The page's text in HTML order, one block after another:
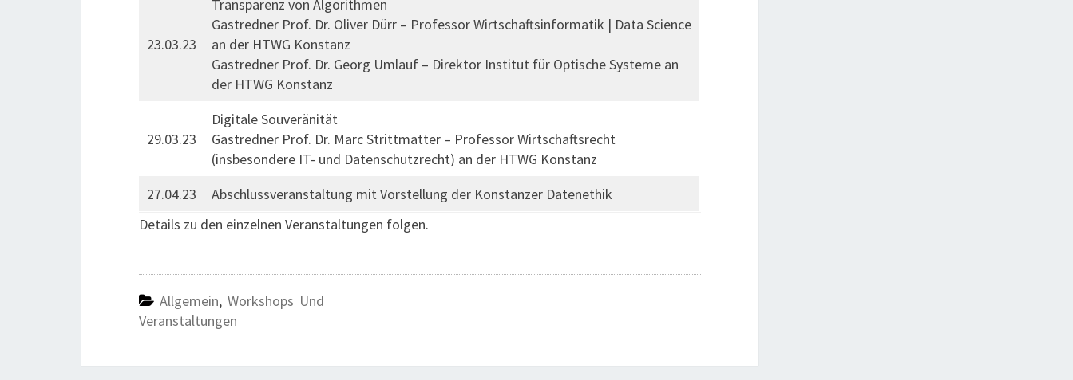
23.03.23
Transparenz von Algorithmen
Gastredner Prof. Dr. Oliver Dürr – Professor Wirtschaftsinformatik | Data Science
an der HTWG Konstanz
Gastredner Prof. Dr. Georg Umlauf – Direktor Institut für Optische Systeme an
der HTWG Konstanz
29.03.23
Digitale Souveränität
Gastredner Prof. Dr. Marc Strittmatter – Professor Wirtschaftsrecht
(insbesondere IT- und Datenschutzrecht) an der HTWG Konstanz
27.04.23
Abschlussveranstaltung mit Vorstellung der Konstanzer Datenethik
Details zu den einzelnen Veranstaltungen folgen.
Allgemein, Workshops Und
Veranstaltungen